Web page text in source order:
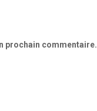
prochain commentaire.